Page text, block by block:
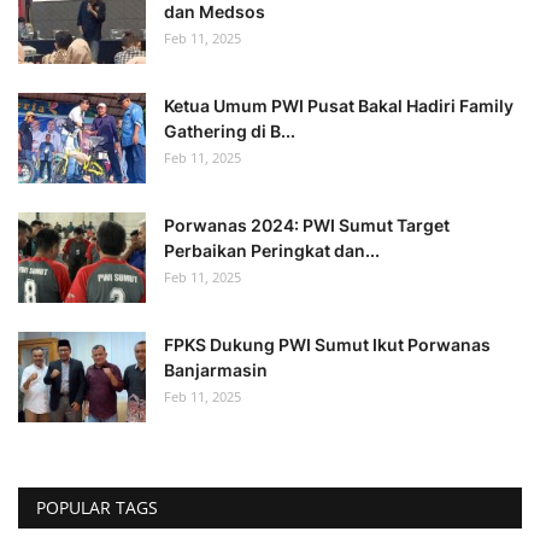
dan Medsos
Feb 11, 2025
Ketua Umum PWI Pusat Bakal Hadiri Family
Gathering di B...
Feb 11, 2025
Porwanas 2024: PWI Sumut Target
Perbaikan Peringkat dan...
Feb 11, 2025
FPKS Dukung PWI Sumut Ikut Porwanas
Banjarmasin
Feb 11, 2025
POPULAR TAGS